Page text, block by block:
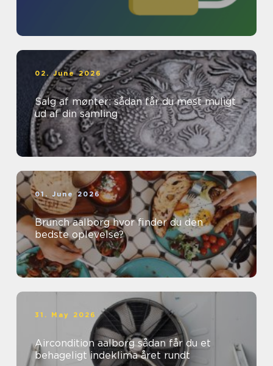
02. June 2026
Salg af mønter: sådan får du mest muligt
ud af din samling
01. June 2026
Brunch aalborg hvor finder du den
bedste oplevelse?
31. May 2026
Aircondition aalborg sådan får du et
behageligt indeklima året rundt